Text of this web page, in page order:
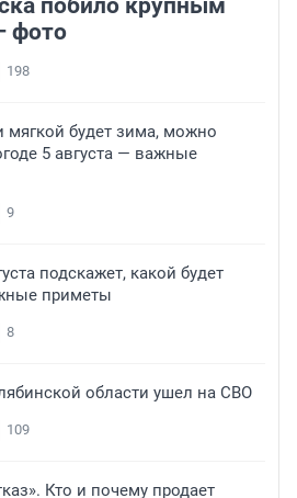
побило крупным
фото
198
мягкой будет зима, можно
5 августа — важные
9
подскажет, какой будет
приметы
8
области ушел на СВО
109
Кто и почему продает